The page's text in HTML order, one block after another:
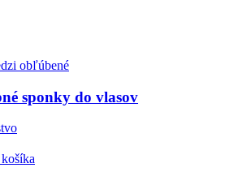
obľúbené
sponky do vlasov